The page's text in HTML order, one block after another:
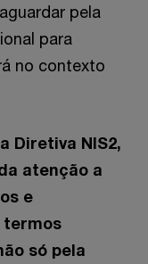
pela
para
no contexto
Diretiva NIS2,
atenção a
e
termos
só pela